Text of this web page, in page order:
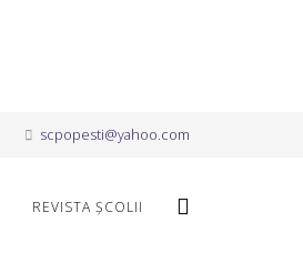
scpopesti@yahoo.com
REVISTA ȘCOLII